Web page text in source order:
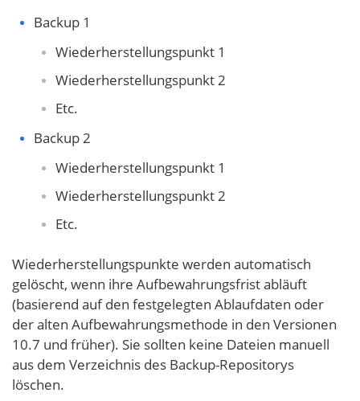
Backup 1
Wiederherstellungspunkt 1
Wiederherstellungspunkt 2
Etc.
Backup 2
Wiederherstellungspunkt 1
Wiederherstellungspunkt 2
Etc.
Wiederherstellungspunkte werden automatisch
gelöscht, wenn ihre Aufbewahrungsfrist abläuft
(basierend auf den festgelegten Ablaufdaten oder
der alten Aufbewahrungsmethode in den Versionen
10.7 und früher). Sie sollten keine Dateien manuell
aus dem Verzeichnis des Backup-Repositorys
löschen.